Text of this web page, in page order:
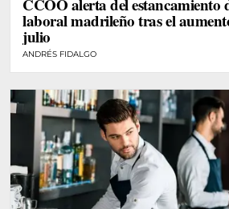
CCOO alerta del estancamiento
laboral madrileño tras el
julio
ANDRÉS FIDALGO